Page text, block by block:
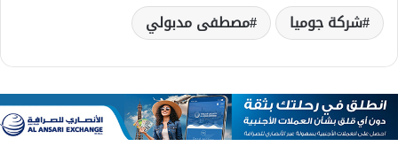
شركة جوميا مصطفى مدبولي